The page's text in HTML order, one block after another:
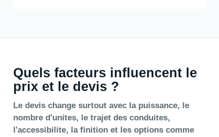
Quels facteurs influencent le
prix et le devis ?
Le devis change surtout avec la puissance, le
nombre d'unites, le trajet des conduites,
l'accessibilite, la finition et les options comme